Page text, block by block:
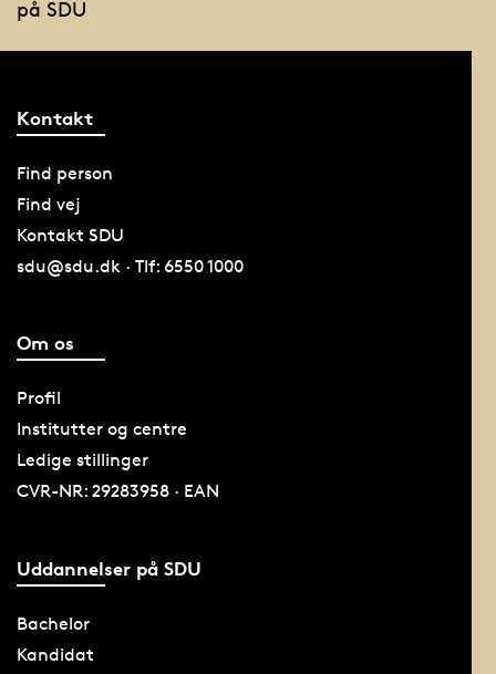
på SDU
Kontakt
Find person
Find vej
Kontakt SDU
sdu@sdu.dk · Tlf: 6550 1000
Om os
Profil
Institutter og centre
Ledige stillinger
CVR-NR: 29283958 · EAN
Uddannelser på SDU
Bachelor
Kandidat